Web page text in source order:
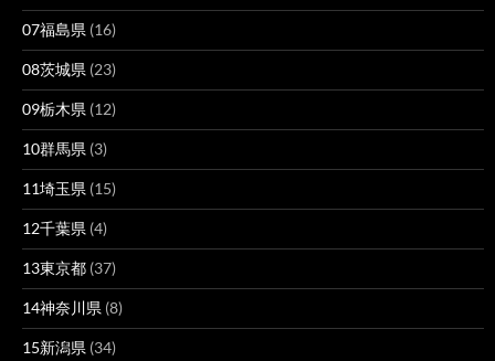
07福島県 (16)
08茨城県 (23)
09栃木県 (12)
10群馬県 (3)
11埼玉県 (15)
12千葉県 (4)
13東京都 (37)
14神奈川県 (8)
15新潟県 (34)